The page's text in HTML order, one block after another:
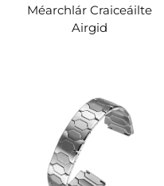
Méarchlár Craiceáilte
Airgid